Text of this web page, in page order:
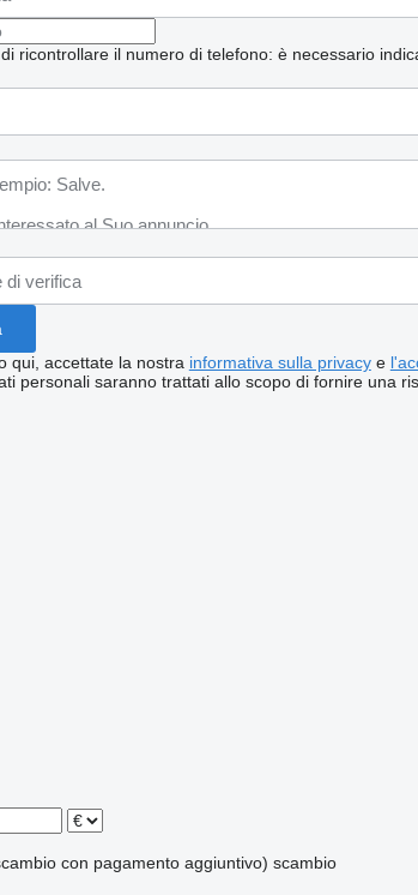
ricontrollare il numero di telefono: è necessario
qui, accettate la nostra informativa sulla privacye
personali saranno trattati allo scopo di fornire una
con pagamento aggiuntivo) scambio